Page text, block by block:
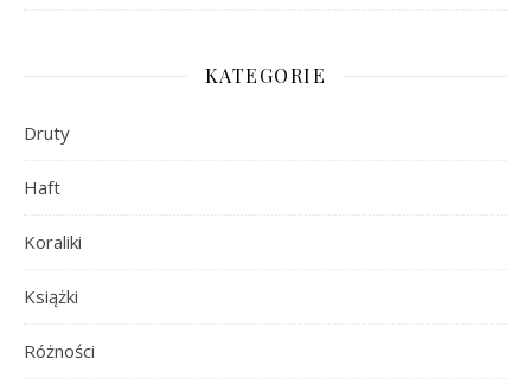
KATEGORIE
Druty
Haft
Koraliki
Książki
Różności